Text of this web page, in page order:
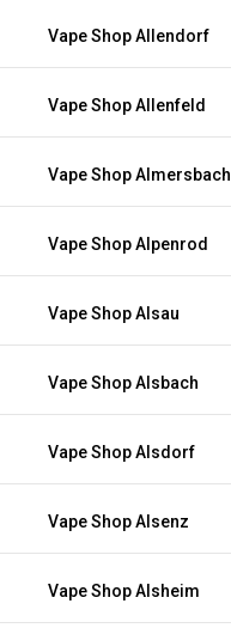
Vape Shop Allendorf
Vape Shop Allenfeld
Vape Shop Almersbach
Vape Shop Alpenrod
Vape Shop Alsau
Vape Shop Alsbach
Vape Shop Alsdorf
Vape Shop Alsenz
Vape Shop Alsheim